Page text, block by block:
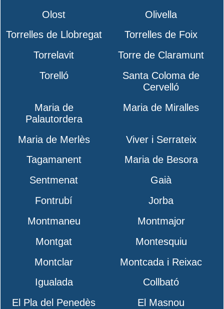
Olost
Olivella
Torrelles de Llobregat
Torrelles de Foix
Torrelavit
Torre de Claramunt
Torelló
Santa Coloma de
Cervelló
Maria de
Palautordera
Maria de Miralles
Maria de Merlès
Viver i Serrateix
Tagamanent
Maria de Besora
Sentmenat
Gaià
Fontrubí
Jorba
Montmaneu
Montmajor
Montgat
Montesquiu
Montclar
Montcada i Reixac
Igualada
Collbató
El Pla del Penedès
El Masnou